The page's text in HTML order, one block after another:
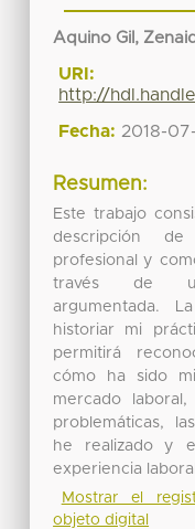
Aquino Gil,
URI:
http://
Fecha: 2018-
Resumen:
Este trabajo
descripción
profesional y
través de
argumentada.
historiar mi
permitirá
cómo ha sido
mercado
problemáticas,
he realizado y
experiencia
Mostrar el
objeto digital